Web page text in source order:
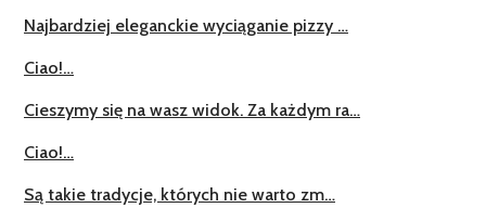
Najbardziej eleganckie wyciąganie pizzy …
Ciao!…
Cieszymy się na wasz widok. Za każdym ra…
Ciao!…
Są takie tradycje, których nie warto zm…